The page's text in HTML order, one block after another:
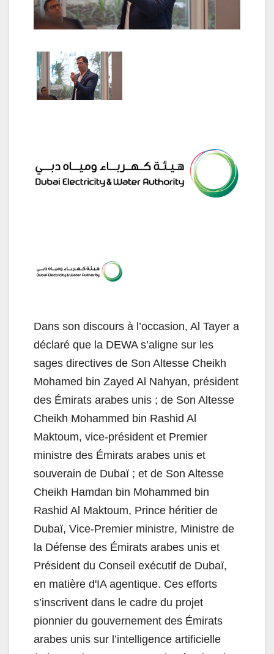
Dans son discours à l’occasion, Al Tayer a
déclaré que la DEWA s’aligne sur les
sages directives de Son Altesse Cheikh
Mohamed bin Zayed Al Nahyan, président
des Émirats arabes unis ; de Son Altesse
Cheikh Mohammed bin Rashid Al
Maktoum, vice-président et Premier
ministre des Émirats arabes unis et
souverain de Dubaï ; et de Son Altesse
Cheikh Hamdan bin Mohammed bin
Rashid Al Maktoum, Prince héritier de
Dubaï, Vice-Premier ministre, Ministre de
la Défense des Émirats arabes unis et
Président du Conseil exécutif de Dubaï,
en matière d'IA agentique. Ces efforts
s’inscrivent dans le cadre du projet
pionnier du gouvernement des Émirats
arabes unis sur l’intelligence artificielle